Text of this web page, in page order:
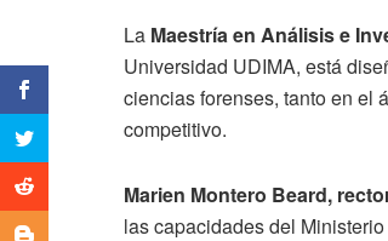
La Maestría en Análisis e
Universidad UDIMA, está
ciencias forenses, tanto en el
competitivo.
Marien Montero Beard,
las capacidades del